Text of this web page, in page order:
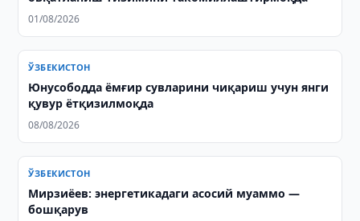
01/08/2026
ЎЗБЕКИСТОН
Юнусободда ёмғир сувларини чиқариш учун янги
қувур ётқизилмоқда
08/08/2026
ЎЗБЕКИСТОН
Мирзиёев: энергетикадаги асосий муаммо —
бошқарув